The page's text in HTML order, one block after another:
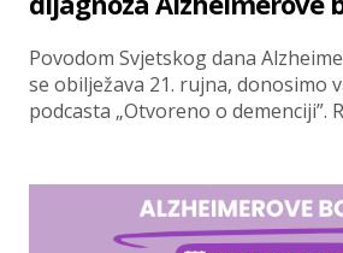
Povodom Svjetskog dana
se obilježava 21. rujna, donosimo
podcasta „Otvoreno o demenciji”.